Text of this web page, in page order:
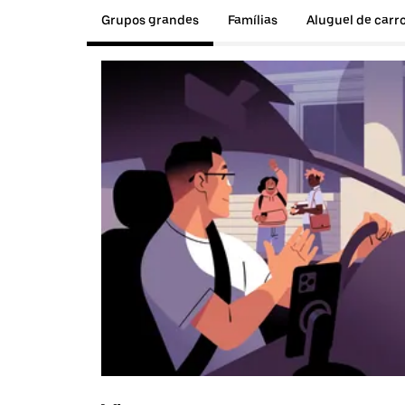
Grupos grandes Famílias Aluguel de